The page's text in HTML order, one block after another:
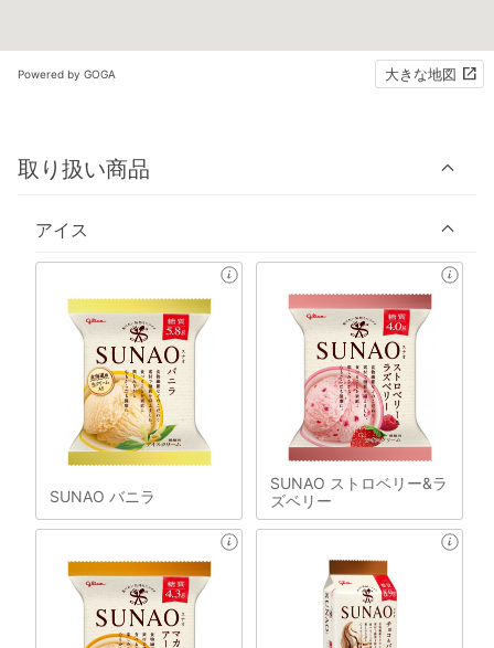
Powered by GOGA 大きな地図
取り扱い商品
アイス
SUNAO バニラ
SUNAO ストロベリー&ラ
ズベリー